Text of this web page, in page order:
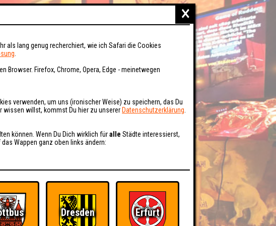
×
als lang genug recherchiert, wie ich Safari die Cookies
Browser. Firefox, Chrome, Opera, Edge - meinetwegen
verwenden, um uns (ironischer Weise) zu speichern, das Du
wissen willst, kommst Du hier zu unserer Datenschutzerklärung
können. Wenn Du Dich wirklich füralle Städte interessierst,
Wappen ganz oben links ändern:
Dresden Erfurt